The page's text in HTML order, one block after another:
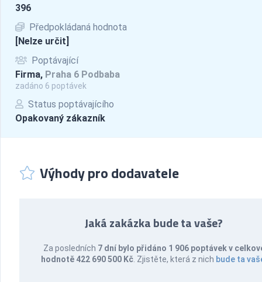
396
Předpokládaná hodnota
[Nelze určit]
Poptávající
Firma, Praha 6 Podbaba
zadáno 6 poptávek
Status poptávajícího
Opakovaný zákazník
Výhody pro dodavatele
Jaká zakázka bude ta vaše?
Za posledních 7 dní bylo přidáno 1 906 poptávek v
hodnotě 422 690 500 Kč . Zjistěte, která z nich bude ta